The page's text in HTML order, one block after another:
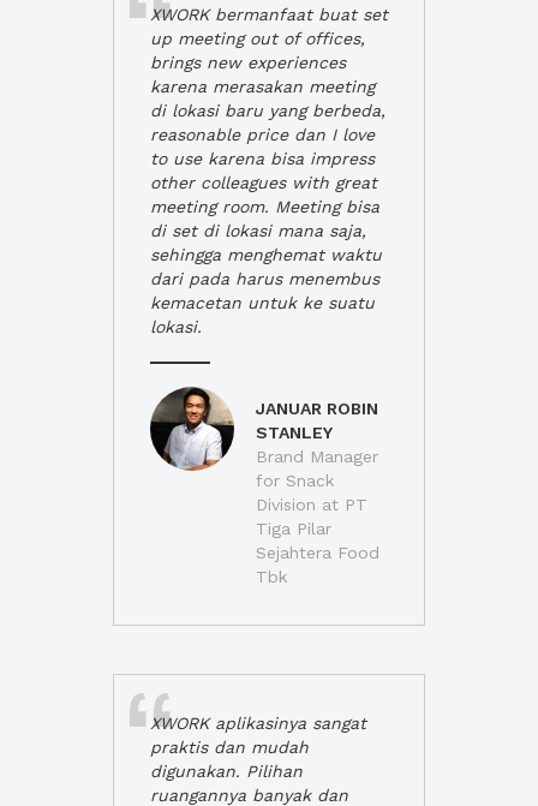
XWORK bermanfaat buat set
up meeting out of offices,
brings new experiences
karena merasakan meeting
di lokasi baru yang berbeda,
reasonable price dan I love
to use karena bisa impress
other colleagues with great
meeting room. Meeting bisa
di set di lokasi mana saja,
sehingga menghemat waktu
dari pada harus menembus
kemacetan untuk ke suatu
lokasi.
JANUAR ROBIN
STANLEY
Brand Manager
for Snack
Division at PT
Tiga Pilar
Sejahtera Food
Tbk
XWORK aplikasinya sangat
praktis dan mudah
digunakan. Pilihan
ruangannya banyak dan